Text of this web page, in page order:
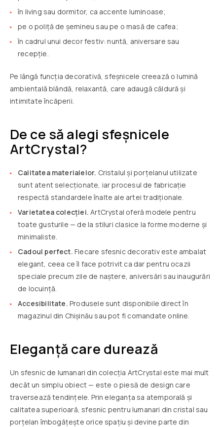
în living sau dormitor, ca accente luminoase;
pe o poliță de șemineu sau pe o masă de cafea;
în cadrul unui decor festiv: nuntă, aniversare sau
recepție.
Pe lângă funcția decorativă, sfeșnicele creează o lumină
ambientală blândă, relaxantă, care adaugă căldură și
intimitate încăperii.
De ce să alegi sfeșnicele
ArtCrystal?
Calitatea materialelor. Cristalul și porțelanul utilizate
sunt atent selecționate, iar procesul de fabricație
respectă standardele înalte ale artei tradiționale.
Varietatea colecției. ArtCrystal oferă modele pentru
toate gusturile — de la stiluri clasice la forme moderne și
minimaliste.
Cadoul perfect. Fiecare sfesnic decorativ este ambalat
elegant, ceea ce îl face potrivit ca dar pentru ocazii
speciale precum zile de naștere, aniversări sau inaugurări
de locuință.
Accesibilitate. Produsele sunt disponibile direct în
magazinul din Chișinău sau pot fi comandate online.
Eleganță care durează
Un sfesnic de lumanari din colecția ArtCrystal este mai mult
decât un simplu obiect — este o piesă de design care
traversează tendințele. Prin eleganța sa atemporală și
calitatea superioară, sfesnic pentru lumanari din cristal sau
porțelan îmbogățește orice spațiu și devine parte din